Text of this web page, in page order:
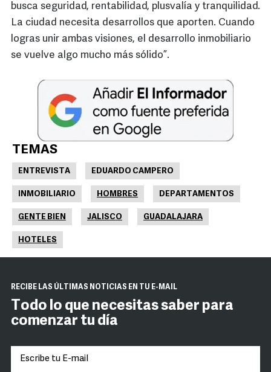
busca seguridad, rentabilidad, plusvalía y tranquilidad.
La ciudad necesita desarrollos que aporten. Cuando
logras unir ambas visiones, el desarrollo inmobiliario
se vuelve algo mucho más sólido”.
TEMAS
ENTREVISTA EDUARDO CAMPERO
INMOBILIARIO HOMBRES DEPARTAMENTOS
GENTE BIEN JALISCO GUADALAJARA
HOTELES
RECIBE LAS ÚLTIMAS NOTICIAS EN TU E-MAIL
Todo lo que necesitas saber para
comenzar tu día